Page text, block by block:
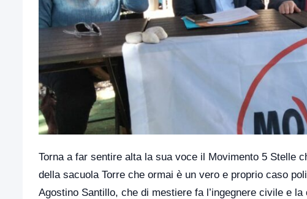
Torna a far sentire alta la sua voce il Movimento 5 Stelle
della sacuola Torre che ormai è un vero e proprio caso
Agostino Santillo, che di mestiere fa l’ingegnere civile e